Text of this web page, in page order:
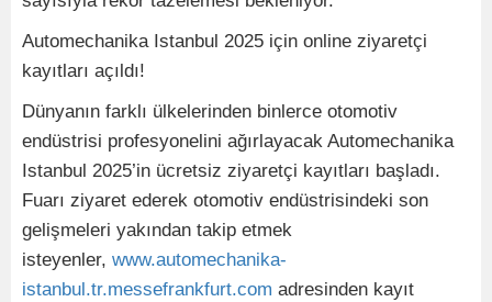
Automechanika Istanbul 2025 için online ziyaretçi
kayıtları açıldı!
Dünyanın farklı ülkelerinden binlerce otomotiv
endüstrisi profesyonelini ağırlayacak Automechanika
Istanbul 2025’in ücretsiz ziyaretçi kayıtları başladı.
Fuarı ziyaret ederek otomotiv endüstrisindeki son
gelişmeleri yakından takip etmek
isteyenler, www.automechanika-
istanbul.tr.messefrankfurt.com adresinden kayıt